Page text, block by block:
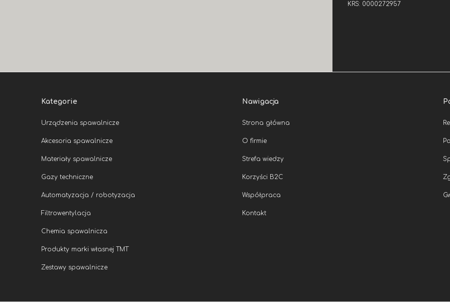
KRS: 0000272957
Kategorie
Urządzenia spawalnicze
Akcesoria spawalnicze
Materiały spawalnicze
Gazy techniczne
Automatyzacja / robotyzacja
Filtrowentylacja
Chemia spawalnicza
Produkty marki własnej TMT
Zestawy spawalnicze
Nawigacja
Strona główna
O firmie
Strefa wiedzy
Korzyści B2C
Współpraca
Kontakt